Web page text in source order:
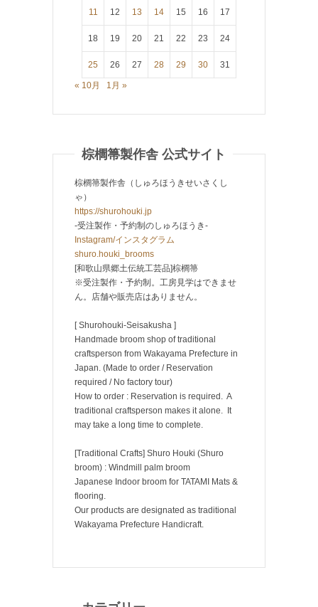
11 12 13 14 15 16 17
18 19 20 21 22 23 24
25 26 27 28 29 30 31
« 10月 1月 »
棕櫚箒製作舎 公式サイト
棕櫚箒製作舎（しゅろほうきせいさくし
ゃ）
https://shurohouki.jp
-受注製作・予約制のしゅろほうき-
Instagram/インスタグラム
shuro.houki_brooms
[和歌山県郷土伝統工芸品]棕櫚箒
※受注製作・予約制。工房見学はできませ
ん。店舗や販売店はありません。
[ Shurohouki-Seisakusha ]
Handmade broom shop of traditional
craftsperson from Wakayama Prefecture in
Japan. (Made to order / Reservation
required / No factory tour)
How to order : Reservation is required. A
traditional craftsperson makes it alone. It
may take a long time to complete.
[Traditional Crafts] Shuro Houki (Shuro
broom) : Windmill palm broom
Japanese Indoor broom for TATAMI Mats &
flooring.
Our products are designated as traditional
Wakayama Prefecture Handicraft.